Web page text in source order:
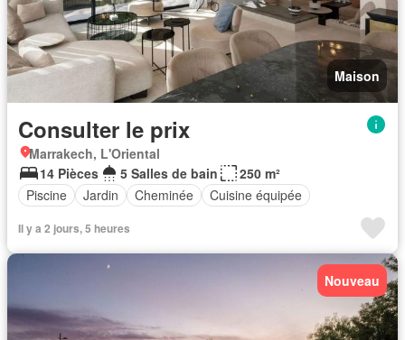
Maison
Consulter le prix
Marrakech, L'Oriental
14 Pièces
5 Salles de bain
250 m²
Piscine
Jardin Cheminée Cuisine équipée
Il y a 2 jours, 5 heures
Nouveau